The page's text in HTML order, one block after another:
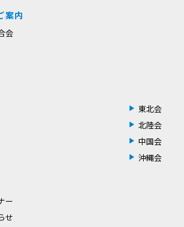
案内
会
東北会
北陸会
中国会
沖縄会
ー
せ